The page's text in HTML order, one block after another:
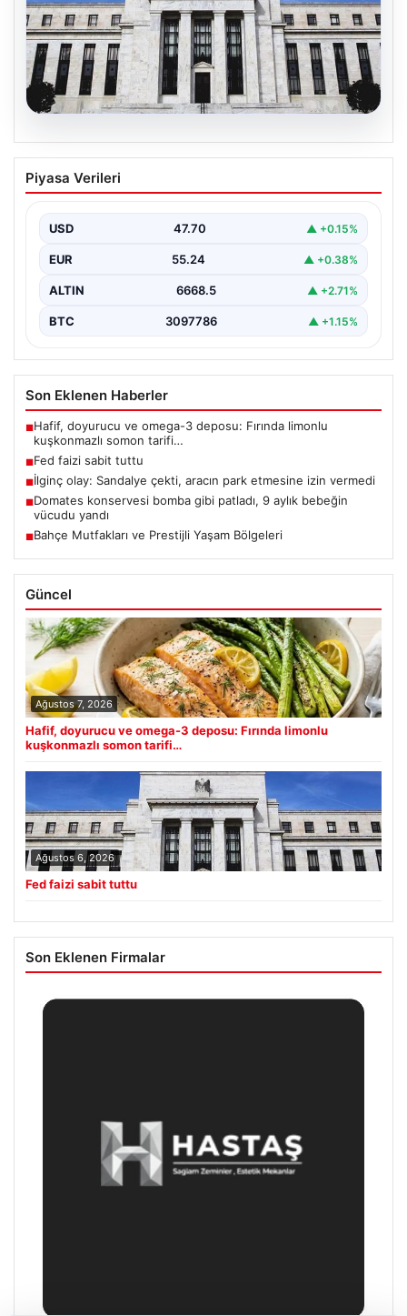
06.08.2026
Fed faizi sabit tuttu
Piyasa Verileri
USD 47.70 ▲ +0.15%
EUR 55.24 ▲ +0.38%
ALTIN 6668.5 ▲ +2.71%
BTC 3097786 ▲ +1.15%
Son Eklenen Haberler
■Hafif, doyurucu ve omega-3 deposu: Fırında limonlu
kuşkonmazlı somon tarifi…
■Fed faizi sabit tuttu
■İlginç olay: Sandalye çekti, aracın park etmesine izin vermedi
■Domates konservesi bomba gibi patladı, 9 aylık bebeğin
vücudu yandı
■Bahçe Mutfakları ve Prestijli Yaşam Bölgeleri
Güncel
Ağustos 7, 2026
Hafif, doyurucu ve omega-3 deposu: Fırında limonlu
kuşkonmazlı somon tarifi…
Ağustos 6, 2026
Fed faizi sabit tuttu
Son Eklenen Firmalar